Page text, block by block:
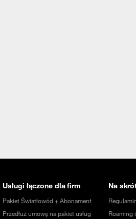
Usługi łączone dla firm
Pakiet Światłowód + Abonament
Przedłuż umowę na pakiet usług
Na
Roaming